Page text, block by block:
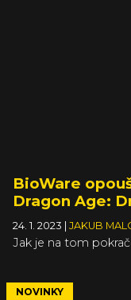
BioWare
Dragon Age:
24. 1. 2023 JAKUB
Jak je na tom
NOVINKY